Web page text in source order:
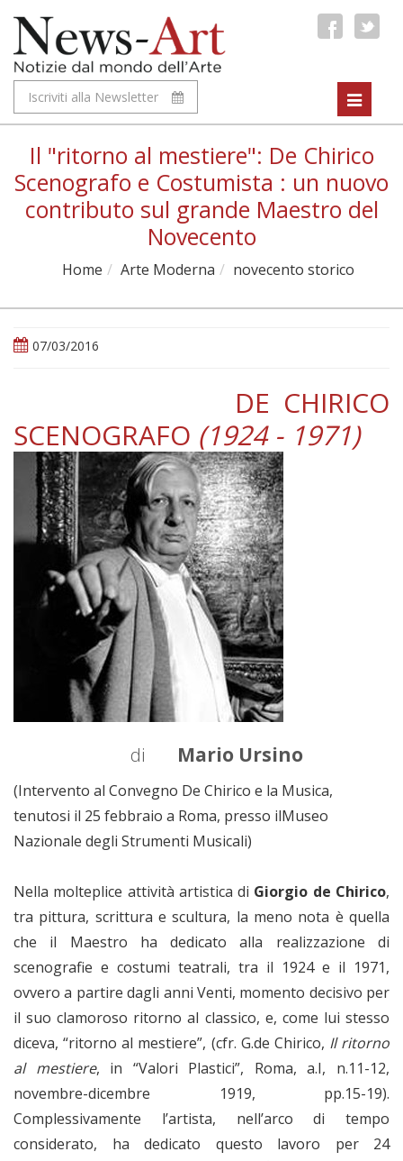
Iscriviti alla Newsletter
Toggle
Il "ritorno al mestiere": De Chirico
Scenografo e Costumista : un nuovo
contributo sul grande Maestro del
Novecento
Home Arte Moderna novecento storico
07/03/2016
DE CHIRICO
SCENOGRAFO (1924 - 1971)
di Mario Ursino
(Intervento al Convegno De Chirico e la Musica,
tenutosi il 25 febbraio a Roma, presso ilMuseo
Nazionale degli Strumenti Musicali)
Nella molteplice attività artistica di Giorgio de Chirico,
tra pittura, scrittura e scultura, la meno nota è quella
che il Maestro ha dedicato alla realizzazione di
scenografie e costumi teatrali, tra il 1924 e il 1971,
ovvero a partire dagli anni Venti, momento decisivo per
il suo clamoroso ritorno al classico, e, come lui stesso
diceva, “ritorno al mestiere”, (cfr. G.de Chirico, Il ritorno
al mestiere, in “Valori Plastici”, Roma, a.I, n.11-12,
novembre-dicembre 1919, pp.15-19).
Complessivamente l’artista, nell’arco di tempo
considerato, ha dedicato questo lavoro per 24